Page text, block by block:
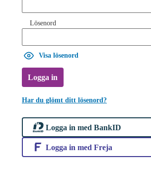
Lösenord
Visa lösenord
Logga in
Har du glömt ditt lösenord?
Logga in med BankID
Logga in med Freja